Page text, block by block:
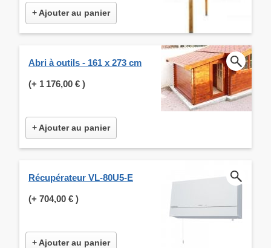
+ Ajouter au panier
Abri à outils - 161 x 273 cm
(+ 1 176,00 € )
+ Ajouter au panier
Récupérateur VL-80U5-E
(+ 704,00 € )
+ Ajouter au panier